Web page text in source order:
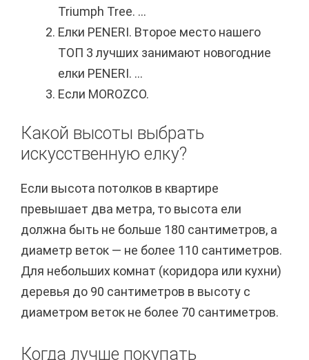
Triumph Tree. ...
Елки PENERI. Второе место нашего
ТОП 3 лучших занимают новогодние
елки PENERI. ...
Если MOROZCO.
Какой высоты выбрать
искусственную елку?
Если высота потолков в квартире
превышает два метра, то высота ели
должна быть не больше 180 сантиметров, а
диаметр веток — не более 110 сантиметров.
Для небольших комнат (коридора или кухни)
деревья до 90 сантиметров в высоту с
диаметром веток не более 70 сантиметров.
Когда лучше покупать